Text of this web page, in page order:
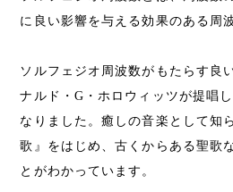
に良い影響を与える効果のある周
ソルフェジオ周波数がもたらす良
ナルド・G・ホロウィッツが提唱
なりました。癒しの音楽として知
歌』をはじめ、古くからある聖歌
とがわかっています。